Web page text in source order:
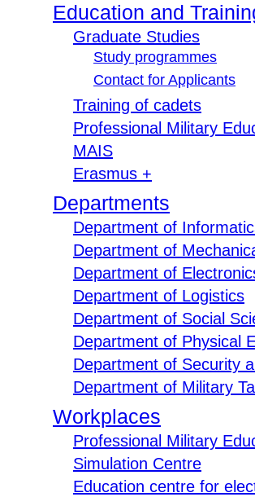
Education and
Graduate Studies
Study programmes
Contact for Applicants
Training of cadets
Professional Military
MAIS
Erasmus +
Departments
Department of
Department of
Department of
Department of Logistics
Department of Social
Department of Physical
Department of Security
Department of Military
Workplaces
Professional Military
Simulation Centre
Education centre for